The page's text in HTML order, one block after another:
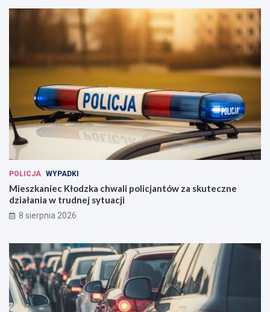
POLICJA WYPADKI
Mieszkaniec Kłodzka chwali policjantów za skuteczne
działania w trudnej sytuacji
8 sierpnia 2026